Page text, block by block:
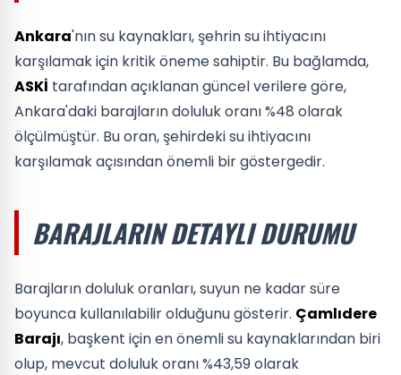
Ankara'nın su kaynakları, şehrin su ihtiyacını
karşılamak için kritik öneme sahiptir. Bu bağlamda,
ASKİ tarafından açıklanan güncel verilere göre,
Ankara'daki barajların doluluk oranı %48 olarak
ölçülmüştür. Bu oran, şehirdeki su ihtiyacını
karşılamak açısından önemli bir göstergedir.
BARAJLARIN DETAYLI DURUMU
Barajların doluluk oranları, suyun ne kadar süre
boyunca kullanılabilir olduğunu gösterir. Çamlıdere
Barajı, başkent için en önemli su kaynaklarından biri
olup, mevcut doluluk oranı %43,59 olarak